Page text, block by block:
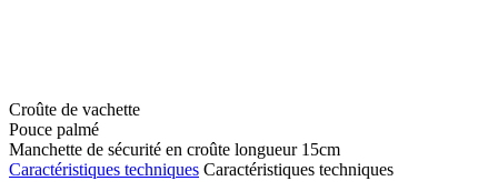
Croûte de vachette
Pouce palmé
Manchette de sécurité en croûte longueur 15cm
Caractéristiques techniques Caractéristiques techniques